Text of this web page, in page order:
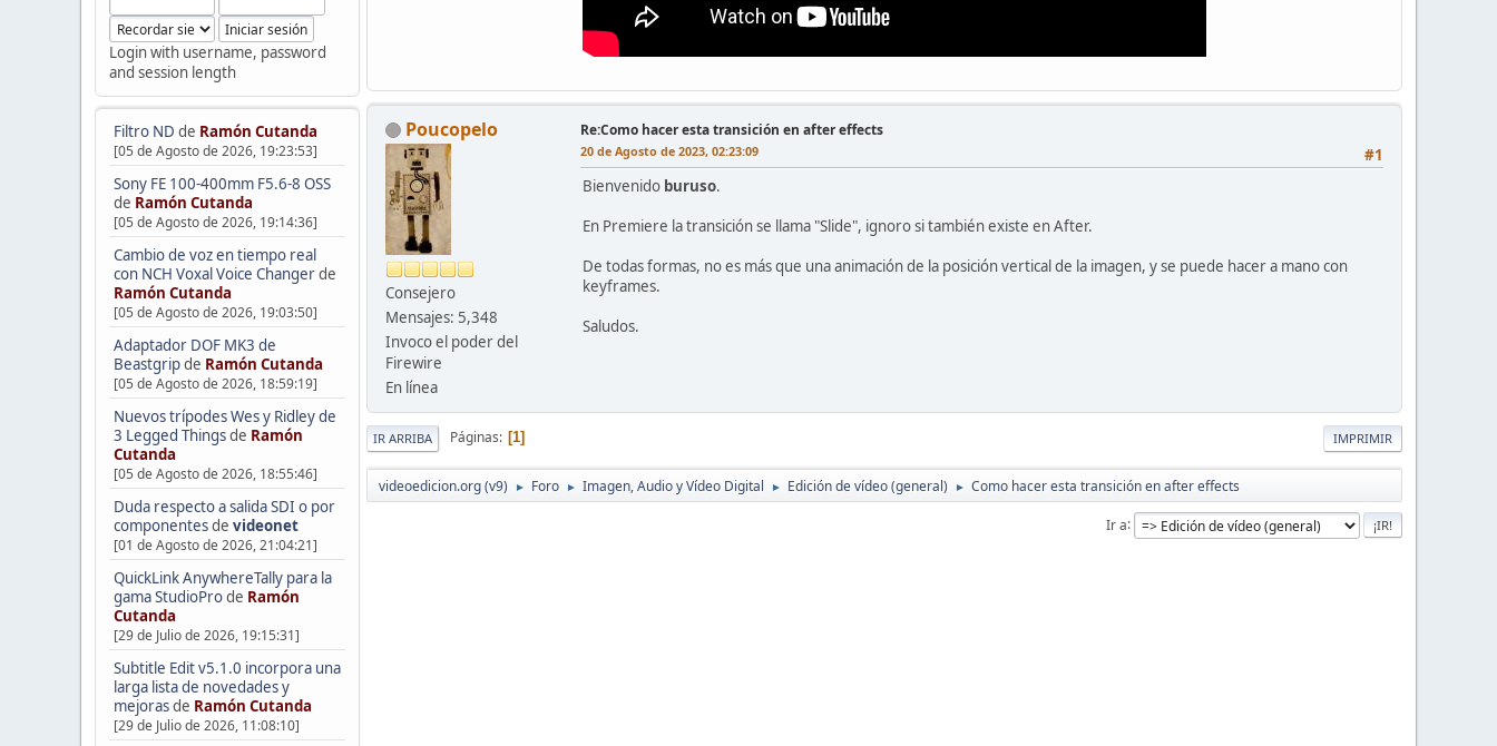
Login with username, password
and session length
Filtro ND de Ramón Cutanda
[05 de Agosto de 2026, 19:23:53]
Sony FE 100-400mm F5.6-8 OSS
de Ramón Cutanda
[05 de Agosto de 2026, 19:14:36]
Cambio de voz en tiempo real
con NCH Voxal Voice Changerde
Ramón Cutanda
[05 de Agosto de 2026, 19:03:50]
Adaptador DOF MK3 de
Beastgripde Ramón Cutanda
[05 de Agosto de 2026, 18:59:19]
Nuevos trípodes Wes y Ridley de
3 Legged Thingsde Ramón
Cutanda
[05 de Agosto de 2026, 18:55:46]
Duda respecto a salida SDI o por
componentesde videonet
[01 de Agosto de 2026, 21:04:21]
QuickLink AnywhereTally para la
gama StudioProde Ramón
Cutanda
[29 de Julio de 2026, 19:15:31]
Subtitle Edit v5.1.0 incorpora una
larga lista de novedades y
mejorasde Ramón Cutanda
[29 de Julio de 2026, 11:08:10]
Poucopelo
Consejero
Mensajes: 5,348
Invoco el poder del
Firewire
En línea
Re:Como hacer esta transición en after effects
#1
20 de Agosto de 2023, 02:23:09
Bienvenido buruso.
En Premiere la transición se llama "Slide", ignoro si también existe en After.
De todas formas, no es más que una animación de la posición vertical de la imagen, y se puede hacer a mano con
keyframes.
Saludos.
IMPRIMIR
IR ARRIBA Páginas 1
videoedicion.org (v9) ► Foro ► Imagen, Audio y Vídeo Digital ► Edición de vídeo (general) ► Como hacer esta transición en after effects
Ir a